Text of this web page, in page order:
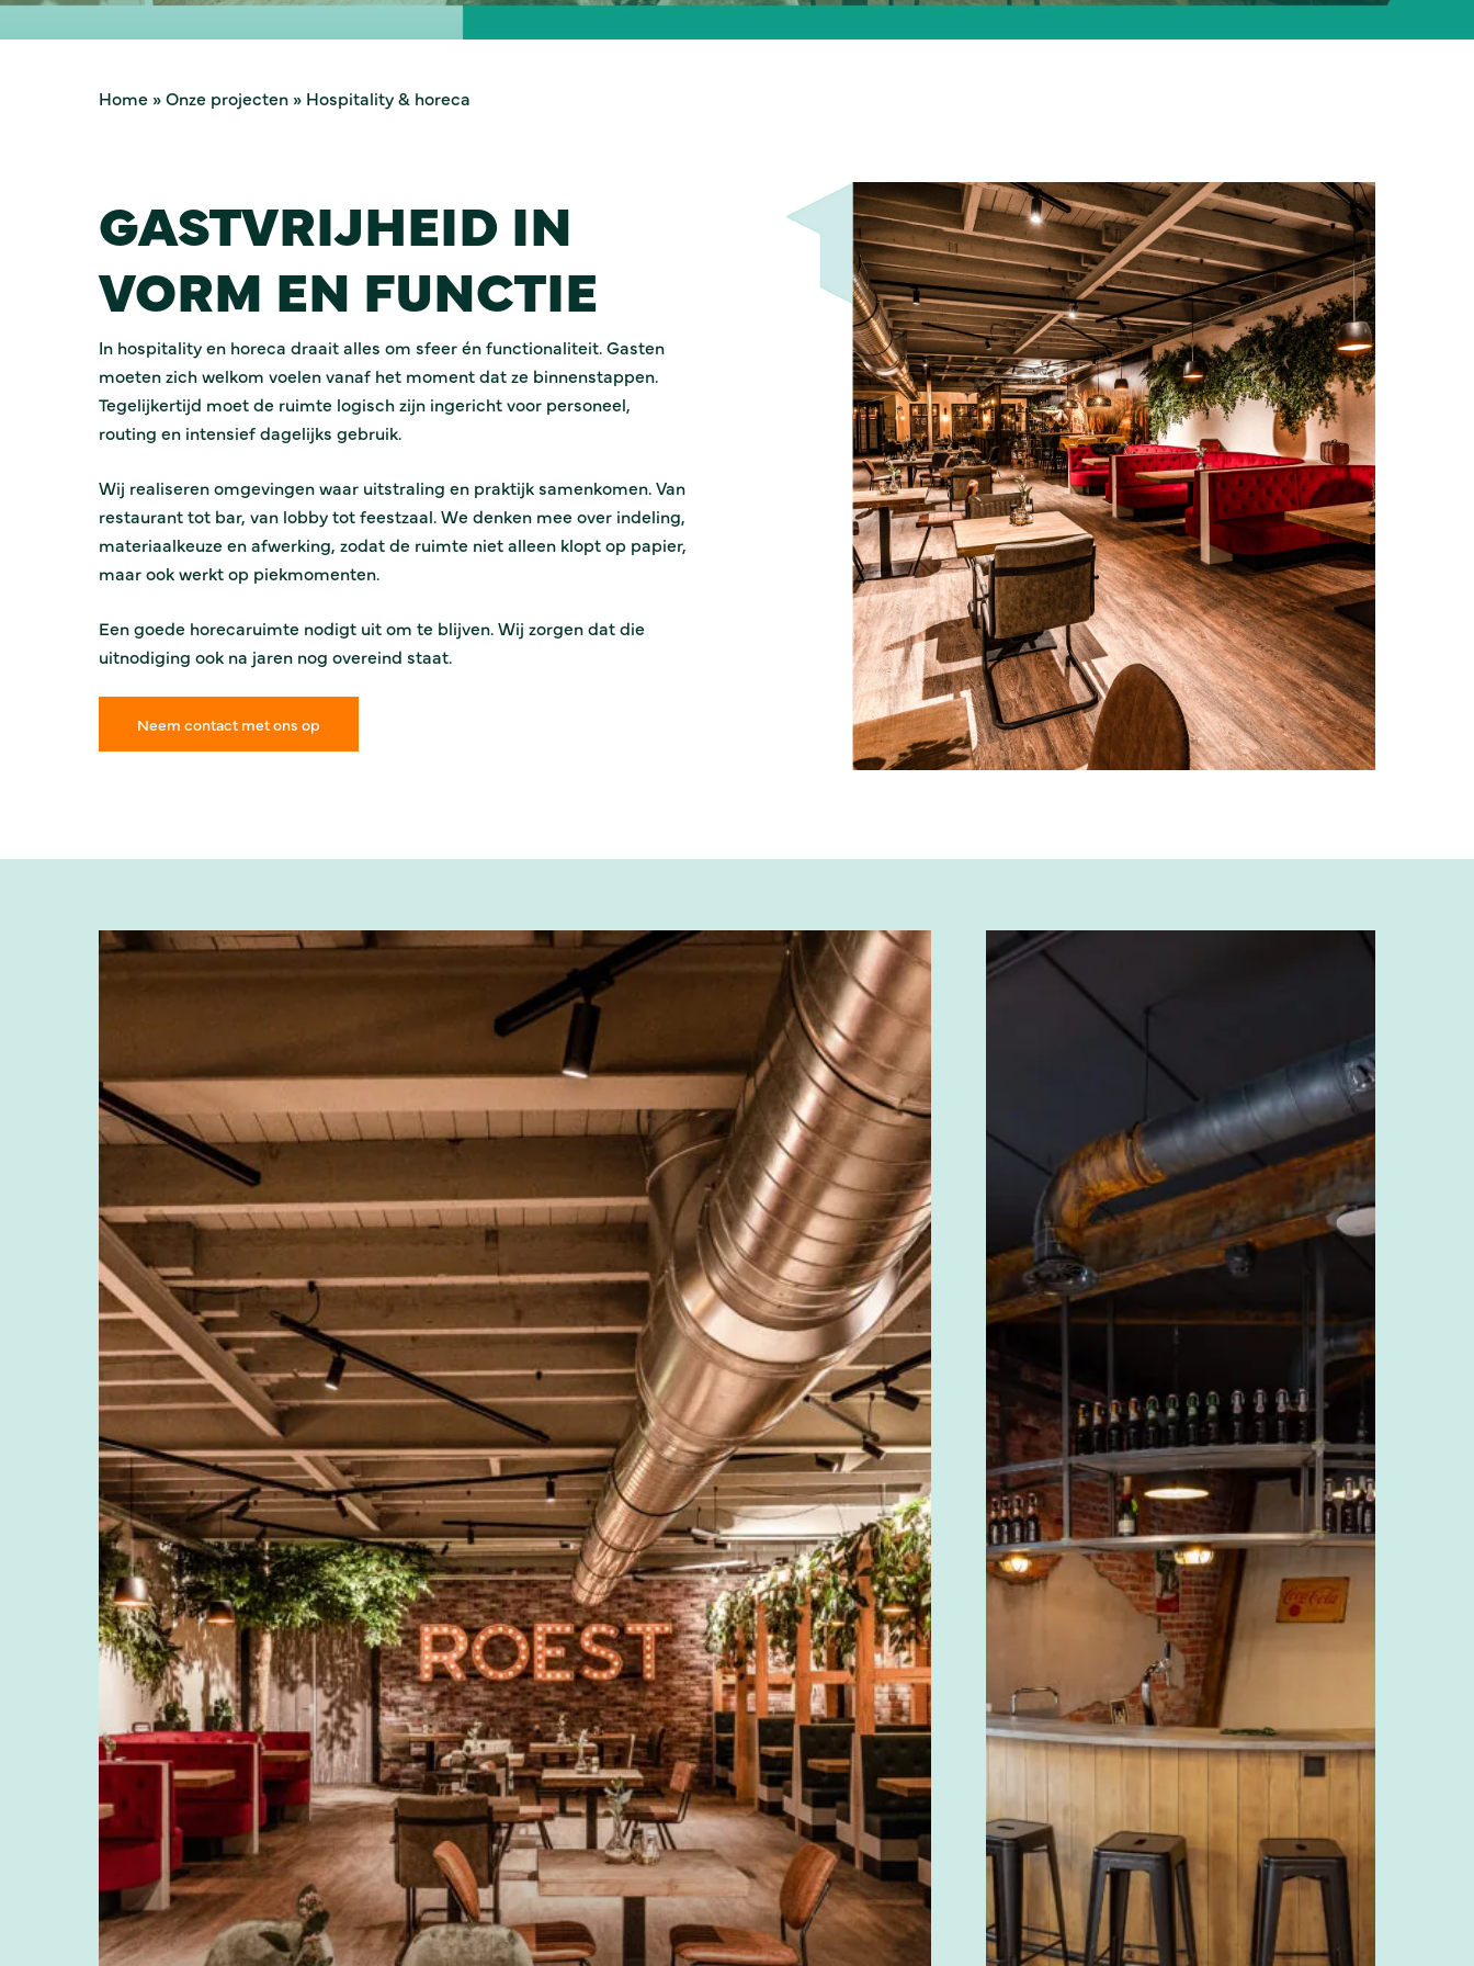
Home »Onze projecten » Hospitality & horeca
GASTVRIJHEID IN
VORM EN FUNCTIE
In hospitality en horeca draait alles om sfeer én functionaliteit. Gasten
moeten zich welkom voelen vanaf het moment dat ze binnenstappen.
Tegelijkertijd moet de ruimte logisch zijn ingericht voor personeel,
routing en intensief dagelijks gebruik.
Wij realiseren omgevingen waar uitstraling en praktijk samenkomen. Van
restaurant tot bar, van lobby tot feestzaal. We denken mee over indeling,
materiaalkeuze en afwerking, zodat de ruimte niet alleen klopt op papier,
maar ook werkt op piekmomenten.
Een goede horecaruimte nodigt uit om te blijven. Wij zorgen dat die
uitnodiging ook na jaren nog overeind staat.
Neem contact met ons op
Restaurant
Roest
YER
Enschede